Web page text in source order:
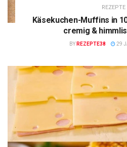
REZEPTE
Käsekuchen-Muffins in
cremig &
BY REZEPTE38 29